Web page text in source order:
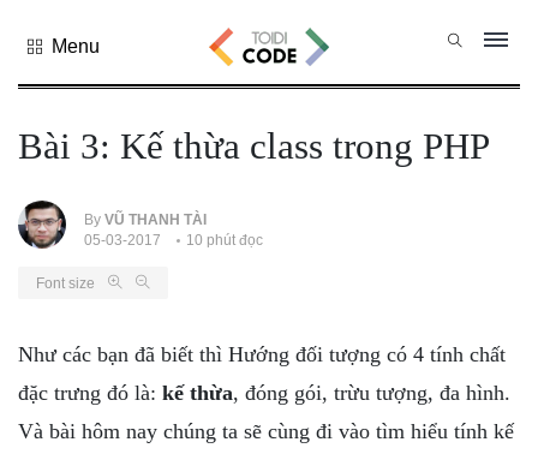
Tất cả
danh mục
PHP
JAVASCRIPT
JAVA CORE
Menu
Bài 3: Kế thừa class trong PHP
By VŨ THANH TÀI
05-03-2017
10 phút đọc
Font size
Như các bạn đã biết thì Hướng đối tượng có 4 tính chất
đặc trưng đó là: kế thừa, đóng gói, trừu tượng, đa hình.
Và bài hôm nay chúng ta sẽ cùng đi vào tìm hiểu tính kế